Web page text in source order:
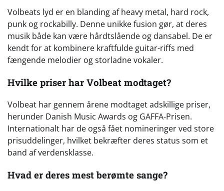
Volbeats lyd er en blanding af heavy metal, hard rock,
punk og rockabilly. Denne unikke fusion gør, at deres
musik både kan være hårdtslående og dansabel. De er
kendt for at kombinere kraftfulde guitar-riffs med
fængende melodier og storladne vokaler.
Hvilke priser har Volbeat modtaget?
Volbeat har gennem årene modtaget adskillige priser,
herunder Danish Music Awards og GAFFA-Prisen.
Internationalt har de også fået nomineringer ved store
prisuddelinger, hvilket bekræfter deres status som et
band af verdensklasse.
Hvad er deres mest berømte sange?